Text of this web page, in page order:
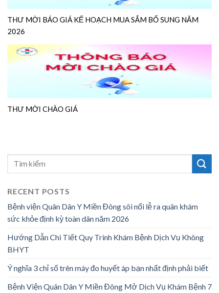
THƯ MỜI BÁO GIÁ KẾ HOẠCH MUA SẮM BỔ SUNG NĂM
2026
THƯ MỜI CHÀO GIÁ
RECENT POSTS
Bệnh viện Quân Dân Y Miền Đông sôi nổi lễ ra quân khám
sức khỏe định kỳ toàn dân năm 2026
Hướng Dẫn Chi Tiết Quy Trình Khám Bệnh Dịch Vụ Không
BHYT
Ý nghĩa 3 chỉ số trên máy đo huyết áp bạn nhất định phải biết
Bệnh Viện Quân Dân Y Miền Đông Mở Dịch Vụ Khám Bệnh 7